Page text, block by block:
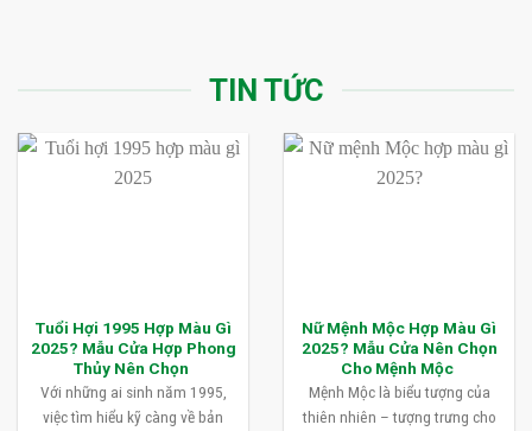
TIN TỨC
Tuổi Hợi 1995 Hợp Màu Gì
2025? Mẫu Cửa Hợp Phong
Thủy Nên Chọn
Với những ai sinh năm 1995,
việc tìm hiểu kỹ càng về bản
Nữ Mệnh Mộc Hợp Màu Gì
2025? Mẫu Cửa Nên Chọn
Cho Mệnh Mộc
Mệnh Mộc là biểu tượng của
thiên nhiên – tượng trưng cho